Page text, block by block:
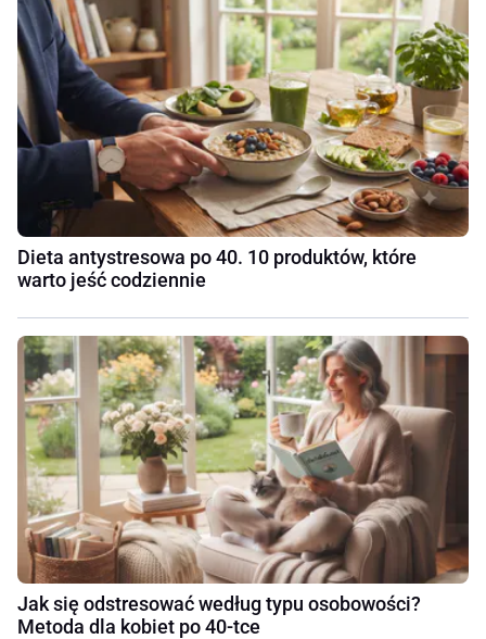
Dieta antystresowa po 40. 10 produktów, które
warto jeść codziennie
Jak się odstresować według typu osobowości?
Metoda dla kobiet po 40-tce